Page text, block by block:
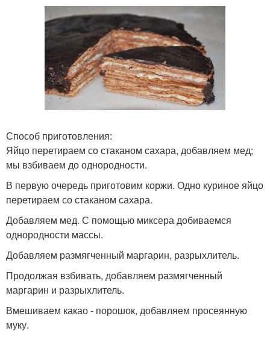
Способ приготовления:
Яйцо перетираем со стаканом сахара, добавляем мед;
мы взбиваем до однородности.
В первую очередь приготовим коржи. Одно куриное яйцо
перетираем со стаканом сахара.
Добавляем мед. С помощью миксера добиваемся
однородности массы.
Добавляем размягченный маргарин, разрыхлитель.
Продолжая взбивать, добавляем размягченный
маргарин и разрыхлитель.
Вмешиваем какао - порошок, добавляем просеянную
муку.